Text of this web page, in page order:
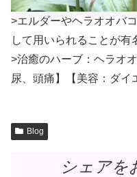
>エルダーやヘラオオバ
して用いられることが有
>治癒のハーブ：ヘラオ
尿、頭痛】【美容：ダイ
Blog
シェアを